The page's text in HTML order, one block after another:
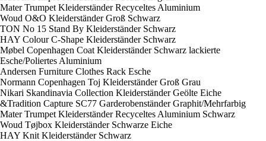
Mater Trumpet Kleiderständer Recyceltes Aluminium
Woud O&O Kleiderständer Groß Schwarz
TON No 15 Stand By Kleiderständer Schwarz
HAY Colour C-Shape Kleiderständer Schwarz
Møbel Copenhagen Coat Kleiderständer Schwarz lackierte
Esche/Poliertes Aluminium
Andersen Furniture Clothes Rack Esche
Normann Copenhagen Toj Kleiderständer Groß Grau
Nikari Skandinavia Collection Kleiderständer Geölte Eiche
&Tradition Capture SC77 Garderobenständer Graphit/Mehrfarbig
Mater Trumpet Kleiderständer Recyceltes Aluminium Schwarz
Woud Tøjbox Kleiderständer Schwarze Eiche
HAY Knit Kleiderständer Schwarz